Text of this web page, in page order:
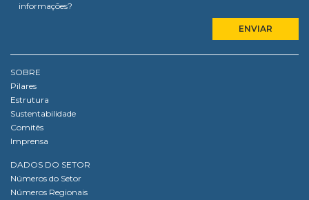
informações?
SOBRE
Pilares
Estrutura
Sustentabilidade
Comitês
Imprensa
DADOS DO SETOR
Números do Setor
Números Regionais